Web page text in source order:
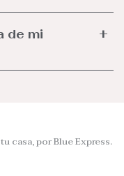
de mi
casa, por Blue Express.